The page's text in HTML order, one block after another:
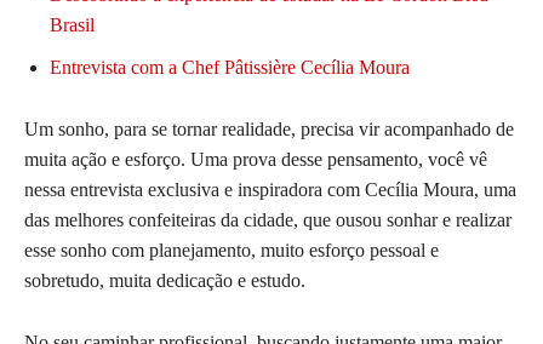
Brasil
Entrevista com a Chef Pâtissière Cecília Moura
Um sonho, para se tornar realidade, precisa vir acompanhado de
muita ação e esforço. Uma prova desse pensamento, você vê
nessa entrevista exclusiva e inspiradora com Cecília Moura, uma
das melhores confeiteiras da cidade, que ousou sonhar e realizar
esse sonho com planejamento, muito esforço pessoal e
sobretudo, muita dedicação e estudo.